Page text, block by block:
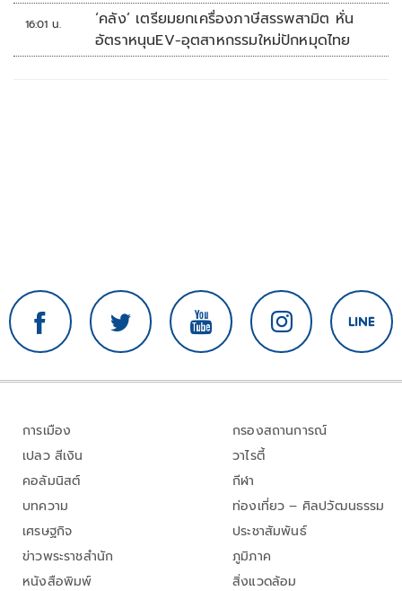
16:01 น.
‘คลัง’ เตรียมยกเครื่องภาษีสรรพสามิต หั่น
อัตราหนุนEV-อุตสาหกรรมใหม่ปักหมุดไทย
การเมือง
เปลว สีเงิน
คอลัมนิสต์
บทความ
เศรษฐกิจ
ข่าวพระราชสำนัก
หนังสือพิมพ์
กรองสถานการณ์
วาไรตี้
กีฬา
ท่องเที่ยว – ศิลปวัฒนธรรม
ประชาสัมพันธ์
ภูมิภาค
สิ่งแวดล้อม